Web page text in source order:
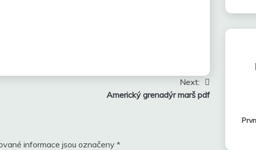
Next:
Americký grenadýr marš pdf
informace jsou označeny *